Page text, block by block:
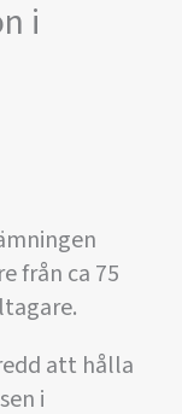
i
från ca 75
att hålla
i